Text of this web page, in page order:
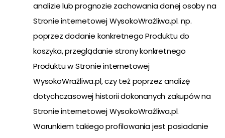
analizie lub prognozie zachowania danej osoby na
Stronie internetowej WysokoWrażliwa.pl. np.
poprzez dodanie konkretnego Produktu do
koszyka, przeglądanie strony konkretnego
Produktu w Stronie internetowej
WysokoWrażliwa.pl, czy też poprzez analizę
dotychczasowej historii dokonanych zakupów na
Stronie internetowej WysokoWrażliwa.pl.
Warunkiem takiego profilowania jest posiadanie